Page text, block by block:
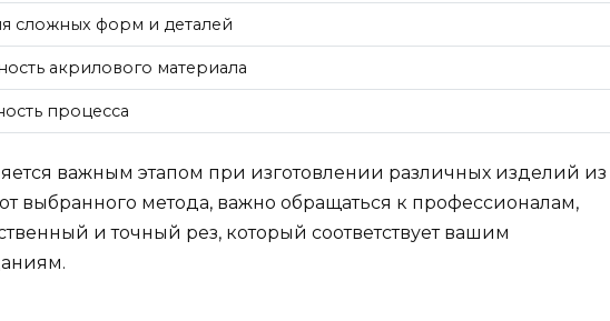
сложных форм и деталей
акрилового материала
процесса
важным этапом при изготовлении различных изделий из
выбранного метода, важно обращаться к профессионалам,
и точный рез, который соответствует вашим